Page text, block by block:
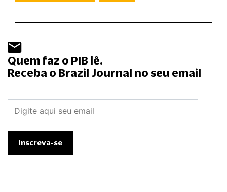
Quem faz o PIB lê.
Receba o Brazil Journal no seu email